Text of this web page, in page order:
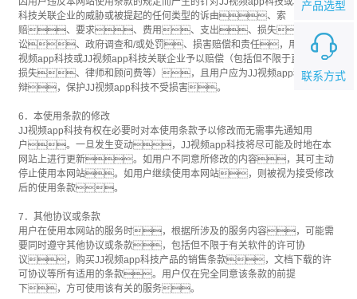
科技关联企业的威胁或被提起的任何类型的诉由、索
赔、要求、费用、支出、损失、诉
讼、政府调查和/或处罚、损害赔偿和责任，用户应向JJ
视频app科技或JJ视频app科技关联企业予以赔偿（包括但不限于直接或间接
损失、律师和顾问费等），且用户应为JJ视频app科技抗
辩，保护JJ视频app科技不受损害。
6．本使用条款的修改
JJ视频app科技有权在必要时对本使用条款予以修改而无需事先通知用
户。一旦发生变动，JJ视频app科技将尽可能及时地在本
网站上进行更新。如用户不同意所修改的内容，其可主动
停止使用本网站。如用户继续使用本网站，则被视为接受修改
后的使用条款。
7．其他协议或条款
用户在使用本网站的服务时，根据所涉及的服务内容，可能需
要同时遵守其他协议或条款，包括但不限于有关软件的许可协
议，购买JJ视频app科技产品的销售条款，文档下载的许
可协议等所有适用的条款。用户仅在完全同意该条款的前提
下，方可使用该有关的服务。
联系方式
产品选型